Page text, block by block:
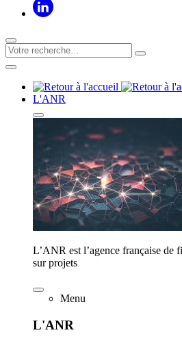
L'ANR
L’ANR est l’agence française de
sur projets
Menu
L'ANR